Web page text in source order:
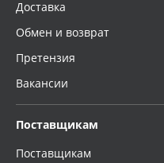
Доставка
Обмен и возврат
Претензия
Вакансии
Поставщикам
Поставщикам